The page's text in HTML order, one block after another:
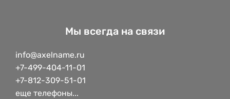
Мы всегда на связи
info@axelname.ru
+7-499-404-11-01
+7-812-309-51-01
еще телефоны...